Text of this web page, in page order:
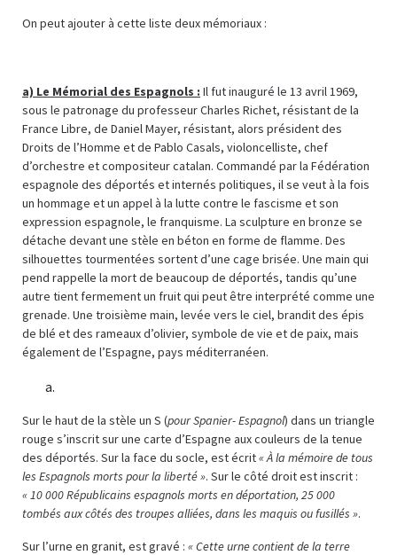
On peut ajouter à cette liste deux mémoriaux :
a) Le Mémorial des Espagnols : Il fut inauguré le 13 avril 1969,
sous le patronage du professeur Charles Richet, résistant de la
France Libre, de Daniel Mayer, résistant, alors président des
Droits de l’Homme et de Pablo Casals, violoncelliste, chef
d’orchestre et compositeur catalan. Commandé par la Fédération
espagnole des déportés et internés politiques, il se veut à la fois
un hommage et un appel à la lutte contre le fascisme et son
expression espagnole, le franquisme. La sculpture en bronze se
détache devant une stèle en béton en forme de flamme. Des
silhouettes tourmentées sortent d’une cage brisée. Une main qui
pend rappelle la mort de beaucoup de déportés, tandis qu’une
autre tient fermement un fruit qui peut être interprété comme une
grenade. Une troisième main, levée vers le ciel, brandit des épis
de blé et des rameaux d’olivier, symbole de vie et de paix, mais
également de l’Espagne, pays méditerranéen.
Sur le haut de la stèle un S (pour Spanier- Espagnol) dans un triangle
rouge s’inscrit sur une carte d’Espagne aux couleurs de la tenue
des déportés. Sur la face du socle, est écrit« À la mémoire de tous
les Espagnols morts pour la liberté ». Sur le côté droit est inscrit :
« 10 000 Républicains espagnols morts en déportation, 25 000
tombés aux côtés des troupes alliées, dans les maquis ou fusillés ».
Sur l’urne en granit, est gravé : « Cette urne contient de la terre